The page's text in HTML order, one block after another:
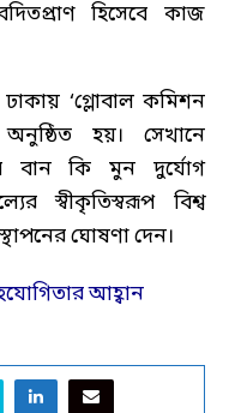
হিসেবে কাজ
‘গ্লোবাল কমিশন
হয়। সেখানে
বান কি মুন দুর্যোগ
স্বীকৃতিস্বরূপ বিশ্ব
ঘোষণা দেন।